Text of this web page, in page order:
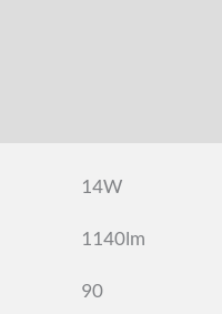
14W
1140lm
90